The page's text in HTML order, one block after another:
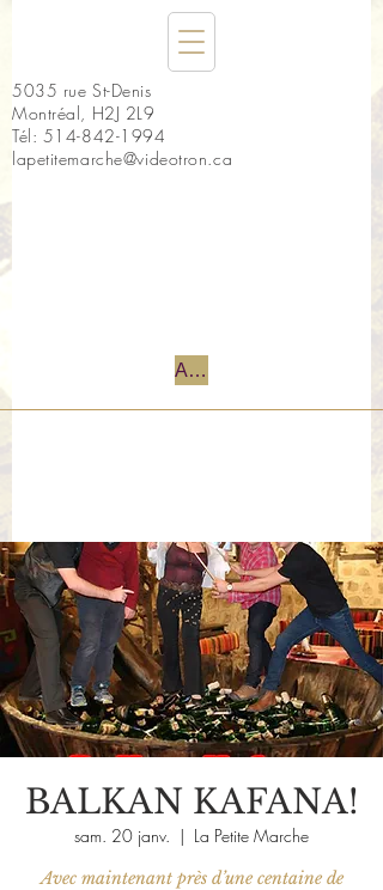
5035 rue St-Denis
Montréal, H2J 2L9
Tél: 514-842-1994
lapetitemarche@videotron.ca
Accueil
BALKAN KAFANA!
sam. 20 janv.
  |
La Petite Marche
Avec maintenant près d’une centaine de